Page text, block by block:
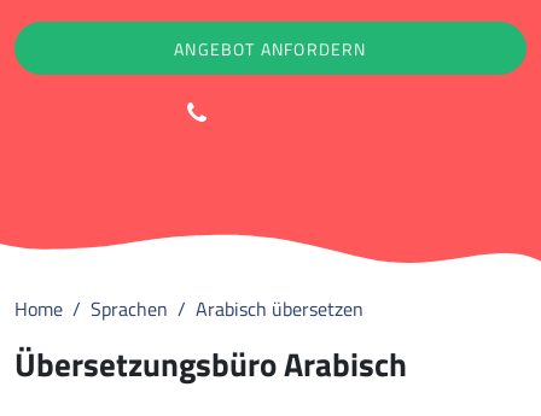
ANGEBOT ANFORDERN
Home Sprachen Arabisch übersetzen
Übersetzungsbüro Arabisch